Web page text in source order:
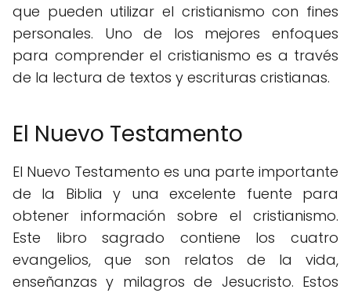
que pueden utilizar el cristianismo con fines
personales. Uno de los mejores enfoques
para comprender el cristianismo es a través
de la lectura de textos y escrituras cristianas.
El Nuevo Testamento
El Nuevo Testamento es una parte importante
de la Biblia y una excelente fuente para
obtener información sobre el cristianismo.
Este libro sagrado contiene los cuatro
evangelios, que son relatos de la vida,
enseñanzas y milagros de Jesucristo. Estos